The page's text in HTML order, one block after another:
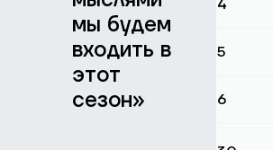
мы будем
входить в
этот
сезон»
4
5
6